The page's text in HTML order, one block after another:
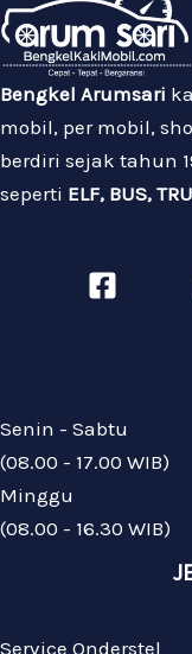
Bengkel Arumsari
mobil, per mobil,
berdiri sejak tahun
seperti ELF, BUS,
Senin - Sabtu
(08.00 - 17.00 WIB)
Minggu
(08.00 - 16.30 WIB)
Service Onderstel